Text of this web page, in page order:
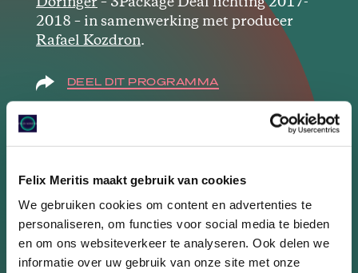
Felix Meritis maakt gebruik van cookies
We gebruiken cookies om content en advertenties te
personaliseren, om functies voor social media te bieden
en om ons websiteverkeer te analyseren. Ook delen we
informatie over uw gebruik van onze site met onze
Doringer – 3Package Deal lichting 2017-
2018 – in samenwerking met producer
Rafael Kozdron.
DEEL DIT PROGRAMMA
Internationaal gezelschap
lang betaalbare woon- en werkruimte, een
ontwikkelbudget, coaching en een netwerk
van gerenommeerde instellingen. Van dans
tot film en bio art: de tiende lichting bestaat
uit jonge, innovatieve kunstenaars vanuit de